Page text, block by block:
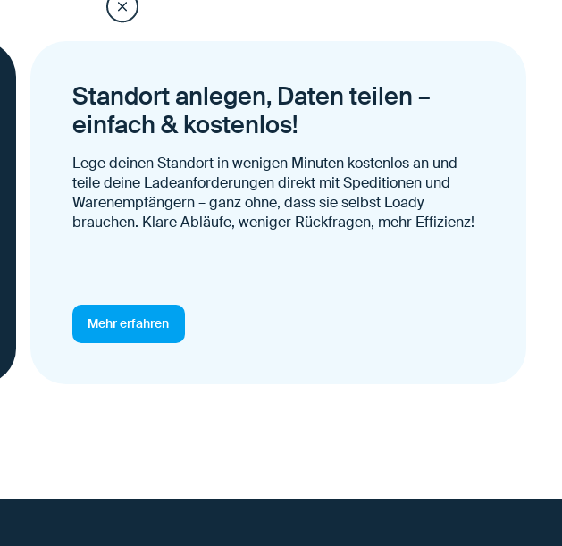
Standort anlegen, Daten teilen –
einfach & kostenlos!
Lege deinen Standort in wenigen Minuten kostenlos an und
teile deine Ladeanforderungen direkt mit Speditionen und
Warenempfängern – ganz ohne, dass sie selbst Loady
brauchen. Klare Abläufe, weniger Rückfragen, mehr Effizienz!
Mehr erfahren